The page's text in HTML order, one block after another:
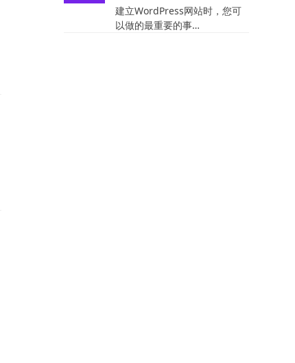
建立WordPress网站时，您可
以做的最重要的事…